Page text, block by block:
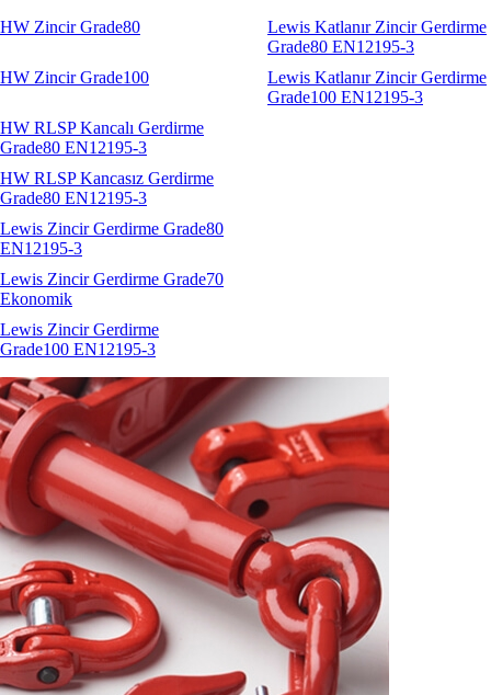
HW Zincir Grade80
HW Zincir Grade100
HW RLSP Kancalı Gerdirme
Grade80 EN12195-3
HW RLSP Kancasız Gerdirme
Grade80 EN12195-3
Lewis Zincir Gerdirme Grade80
EN12195-3
Lewis Zincir Gerdirme Grade70
Ekonomik
Lewis Zincir Gerdirme
Grade100 EN12195-3
Lewis Katlanır Zincir Gerdirme
Grade80 EN12195-3
Lewis Katlanır Zincir Gerdirme
Grade100 EN12195-3